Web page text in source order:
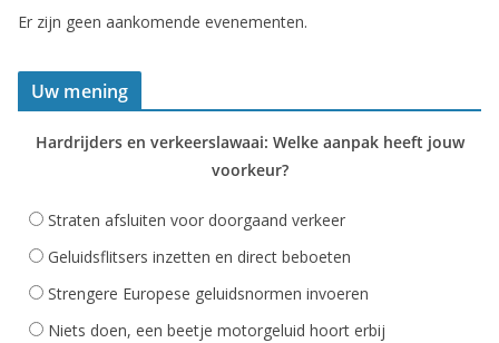
Er zijn geen aankomende evenementen.
Uw mening
Hardrijders en verkeerslawaai: Welke aanpak heeft jouw
voorkeur?
Straten afsluiten voor doorgaand verkeer
Geluidsflitsers inzetten en direct beboeten
Strengere Europese geluidsnormen invoeren
Niets doen, een beetje motorgeluid hoort erbij